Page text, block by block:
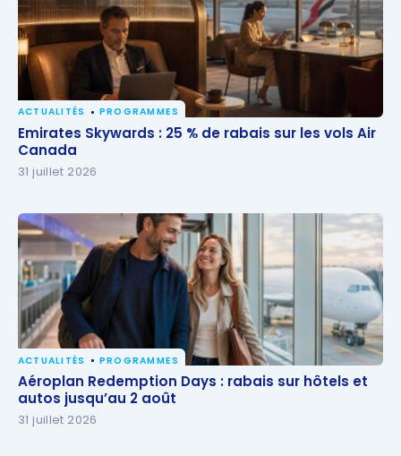
Emirates Skywards : 25 % de rabais sur les vols Air
Canada
ACTUALITÉS PROGRAMMES
Emirates Skywards : 25 % de rabais sur les vols Air
Canada
31 juillet 2026
Aéroplan Redemption Days : rabais sur hôtels et
autos jusqu’au 2 août
ACTUALITÉS PROGRAMMES
Aéroplan Redemption Days : rabais sur hôtels et
autos jusqu’au 2 août
31 juillet 2026